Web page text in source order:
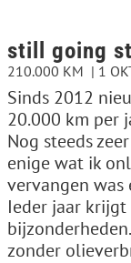
still going
210.000 KM 1
Sinds 2012
20.000 km per
Nog steeds
enige wat ik
vervangen was
Ieder jaar
zonder